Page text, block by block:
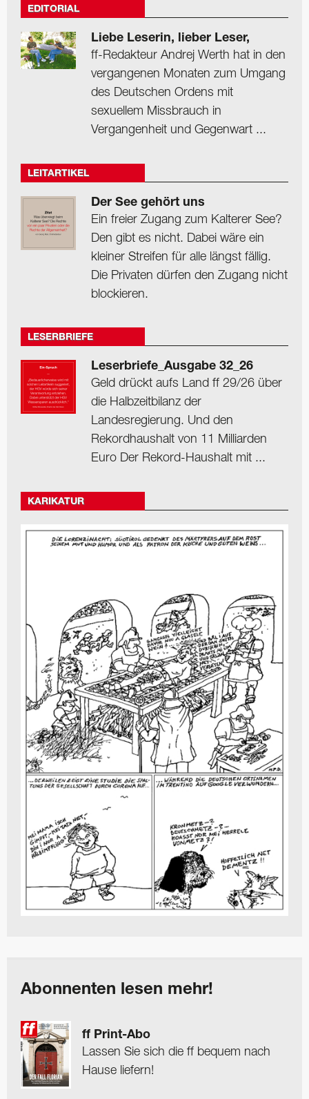
EDITORIAL
Liebe Leserin, lieber Leser,
ff-Redakteur Andrej Werth hat in den
vergangenen Monaten zum Umgang
des Deutschen Ordens mit
sexuellem Missbrauch in
Vergangenheit und Gegenwart ...
LEITARTIKEL
Der See gehört uns
Ein freier Zugang zum Kalterer See?
Den gibt es nicht. Dabei wäre ein
kleiner Streifen für alle längst fällig.
Die Privaten dürfen den Zugang nicht
blockieren.
LESERBRIEFE
Leserbriefe_Ausgabe 32_26
Geld drückt aufs Land ff 29/26 über
die Halbzeitbilanz der
Landesregierung. Und den
Rekordhaushalt von 11 Milliarden
Euro Der Rekord-Haushalt mit ...
KARIKATUR
Abonnenten lesen mehr!
ff Print-Abo
Lassen Sie sich die ff bequem nach
Hause liefern!